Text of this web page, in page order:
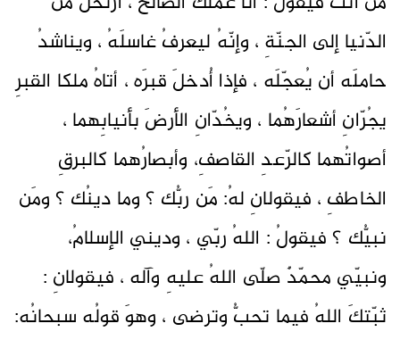
الدّنيا إلى الجنّةِ ، وإنّهُ ليعرفُ غاسلَهُ ، ويناشدُ
حاملَه أن يُعجّلَه ، فإذا أُدخلَ قبرَه ، أتاهُ ملكا القبرِ
يجُرّانِ أشعارَهُما ، ويخُدّانِ الأرضَ بأنيابِهما ،
أصواتُهما كالرّعدِ القاصفِ، وأبصارُهما كالبرقِ
الخاطفِ ، فيقولانِ لهُ: مَن ربُّك ؟ وما دينُك ؟ ومَن
نبيُّك ؟ فيقولُ : اللهُ ربّي ، وديني الإسلامُ،
ونبيّي محمّدٌ صلّى اللهُ عليهِ وآله ، فيقولانِ :
ثبّتكَ اللهُ فيما تحبُّ وترضى ، وهوَ قولُه سبحانُه: